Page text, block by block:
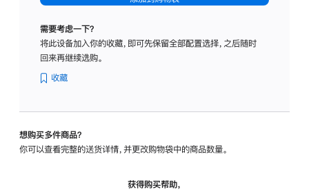
标
璃
转
需要考虑一下？
将此设备加入你的收藏，即可先保留全部配置选择，之后随时
回来再继续选购。
收藏
想购买多件商品？
你可以查看完整的送货详情，并更改购物袋中的商品数量。
获得购买帮助，